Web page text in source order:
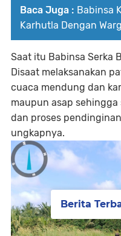
Baca Juga : Babinsa
Karhutla Dengan
Saat itu Babinsa Serka
Disaat melaksanakan
cuaca mendung dan
maupun asap
dan proses
ungkapnya.
Berita